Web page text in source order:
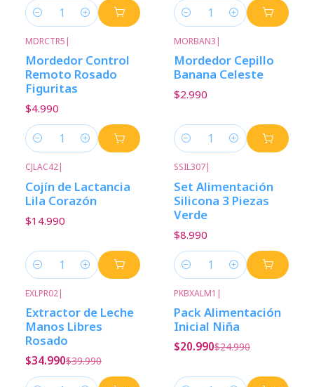
Cantidad Cantidad
MDRCTR5 |
Mordedor Control
Remoto Rosado
Figuritas
$4.990
Cantidad
MORBAN3 |
Mordedor Cepillo
Banana Celeste
$2.990
Cantidad
CJLAC42|
Cojín de Lactancia
Lila Corazón
$14.990
Cantidad
SSIL307|
Set Alimentación
Silicona 3 Piezas
Verde
$8.990
Cantidad
EXLPR02|
Extractor de Leche
Manos Libres
Rosado
$34.990$39.990
PKBXALM1 |
Pack Alimentación
Inicial Niña
$20.990$24.990